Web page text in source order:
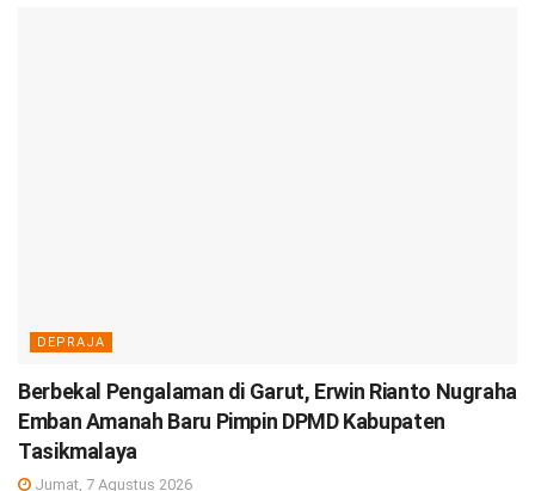
DEPRAJA
Berbekal Pengalaman di Garut, Erwin Rianto Nugraha
Emban Amanah Baru Pimpin DPMD Kabupaten
Tasikmalaya
Jumat, 7 Agustus 2026